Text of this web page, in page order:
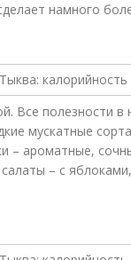
намного
Все полезности в
мускатные
– ароматные,
– с